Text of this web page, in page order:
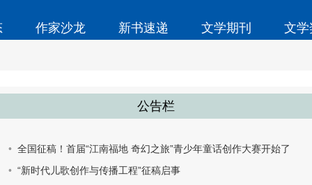
作家沙龙 新书速递 文学期刊 文
公告栏
全国征稿！首届“江南福地 奇幻之旅”青少年童话创作大赛开始了
“新时代儿歌创作与传播工程”征稿启事